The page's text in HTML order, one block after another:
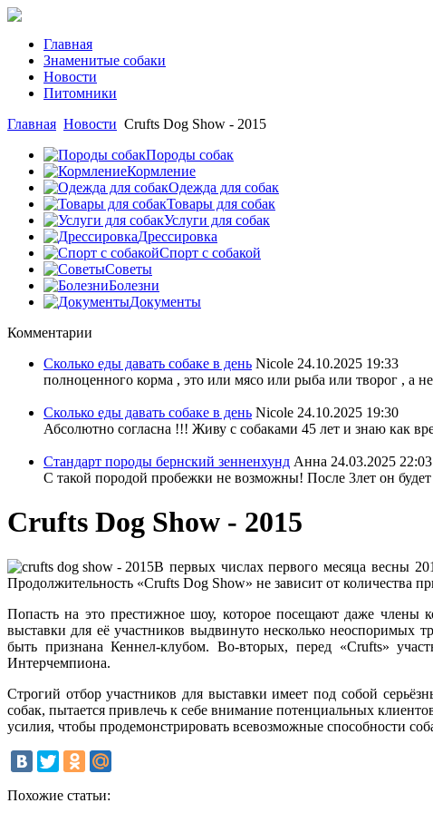
Главная
Знаменитые собаки
Новости
Питомники
Главная Новости Crufts Dog Show - 2015
Породы собак
Кормление
Одежда для собак
Товары для собак
Услуги для собак
Дрессировка
Спорт с собакой
Советы
Болезни
Документы
Комментарии
Сколько еды давать собаке в день Nicole 24.10.2025 19:33
полноценного корма , это или мясо или рыба или творог ,
Сколько еды давать собаке в день Nicole 24.10.2025 19:30
Абсолютно согласна !!! Живу с собаками 45 лет и знаю как
Стандарт породы бернский зенненхунд Анна 24.03.2025 22:03
С такой породой пробежки не возможны! После 3лет он
Crufts Dog Show - 2015
В первых числах первого месяца весны
Продолжительность «Crufts Dog Show» не зависит от количества
Попасть на это престижное шоу, которое посещают даже члены
выставки для её участников выдвинуто несколько неоспоримых
быть признана Кеннел-клубом. Во-вторых, перед «Crufts»
Интерчемпиона.
Строгий отбор участников для выставки имеет под собой
собак, пытается привлечь к себе внимание потенциальных
усилия, чтобы продемонстрировать всевозможные способности
Похожие статьи: